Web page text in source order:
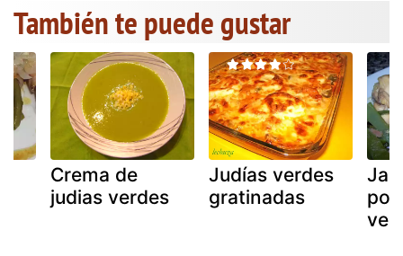
También te puede gustar
Crema de
judias verdes
Judías verdes
gratinadas